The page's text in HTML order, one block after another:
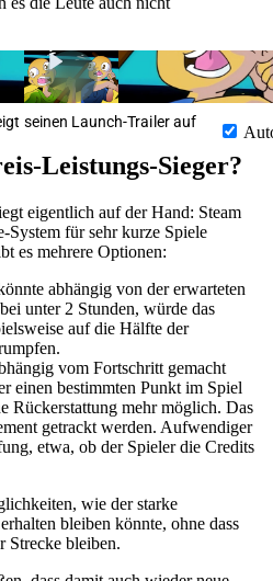
seinen Launch-Trailer auf
Leistungs-Sieger?
eigentlich auf der Hand: Steam
System für sehr kurze Spiele
es mehrere Optionen:
abhängig von der erwarteten
unter 2 Stunden, würde das
auf die Hälfte der
vom Fortschritt gemacht
einen bestimmten Punkt im Spiel
Rückerstattung mehr möglich. Das
getrackt werden. Aufwendiger
etwa, ob der Spieler die Credits
wie der starke
bleiben könnte, ohne dass
Strecke bleiben.